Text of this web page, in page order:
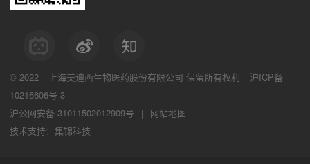
© 2022 上海美迪西生物医药股份有限公司 保留所有权利
沪ICP备
10216606号-3
沪公网安备 31011502012909号
|
网站地图
技术支持：集锦科技